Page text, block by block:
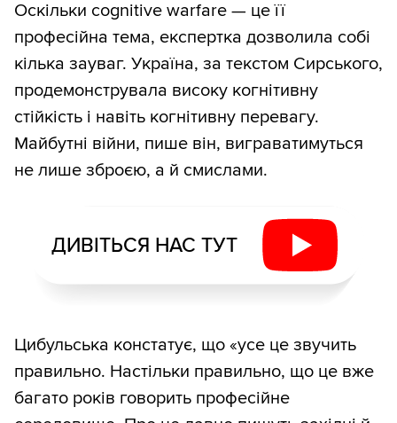
Оскільки cognitive warfare — це її
професійна тема, експертка дозволила собі
кілька зауваг. Україна, за текстом Сирського,
продемонструвала високу когнітивну
стійкість і навіть когнітивну перевагу.
Майбутні війни, пише він, виграватимуться
не лише зброєю, а й смислами.
ДИВІТЬСЯ НАС ТУТ
Цибульська констатує, що «усе це звучить
правильно. Настільки правильно, що це вже
багато років говорить професійне